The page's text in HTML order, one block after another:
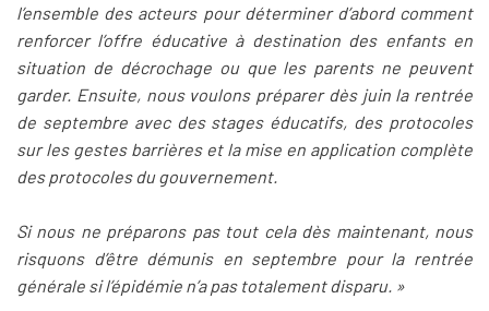
l’ensemble des acteurs pour déterminer d’abord comment
renforcer l’offre éducative à destination des enfants en
situation de décrochage ou que les parents ne peuvent
garder. Ensuite, nous voulons préparer dès juin la rentrée
de septembre avec des stages éducatifs, des protocoles
sur les gestes barrières et la mise en application complète
des protocoles du gouvernement.
Si nous ne préparons pas tout cela dès maintenant, nous
risquons d’être démunis en septembre pour la rentrée
générale si l’épidémie n’a pas totalement disparu. »